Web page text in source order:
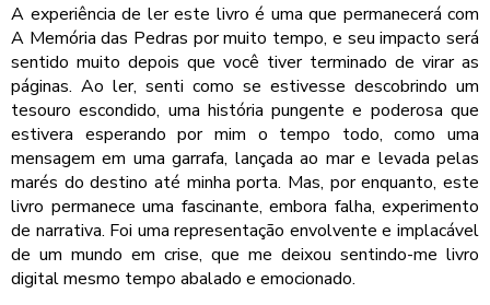
A experiência de ler este livro é uma que permanecerá com
A Memória das Pedras por muito tempo, e seu impacto será
sentido muito depois que você tiver terminado de virar as
páginas. Ao ler, senti como se estivesse descobrindo um
tesouro escondido, uma história pungente e poderosa que
estivera esperando por mim o tempo todo, como uma
mensagem em uma garrafa, lançada ao mar e levada pelas
marés do destino até minha porta. Mas, por enquanto, este
livro permanece uma fascinante, embora falha, experimento
de narrativa. Foi uma representação envolvente e implacável
de um mundo em crise, que me deixou sentindo-me livro
digital mesmo tempo abalado e emocionado.